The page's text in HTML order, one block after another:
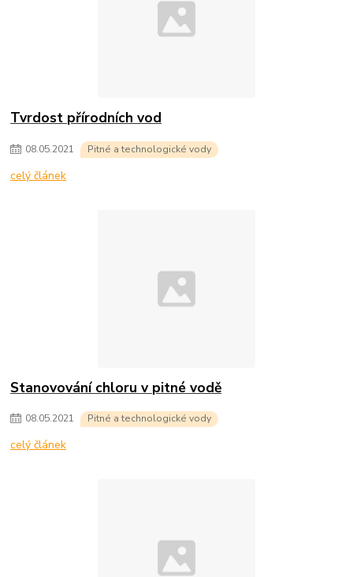
Tvrdost přírodních vod
08.05.2021 Pitné a technologické vody
celý článek
Stanovování chloru v pitné vodě
08.05.2021 Pitné a technologické vody
celý článek